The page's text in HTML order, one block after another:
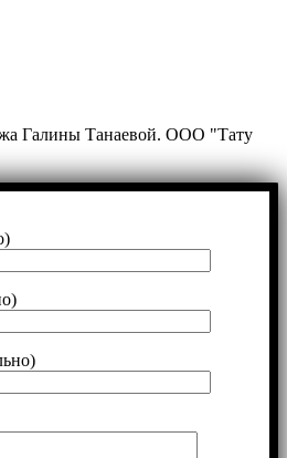
Галины Танаевой. ООО "Тату